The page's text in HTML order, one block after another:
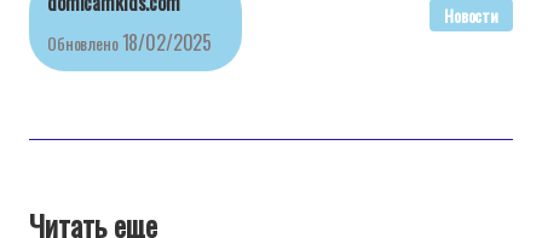
Обновлено18/02/2025
Новости
Читать еще